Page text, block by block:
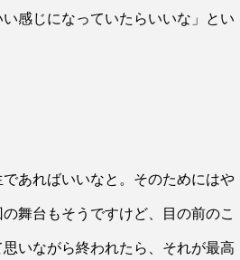
感じになっていたらいいな」とい
あればいいなと。そのためにはや
舞台もそうですけど、目の前のこ
いながら終われたら、それが最高